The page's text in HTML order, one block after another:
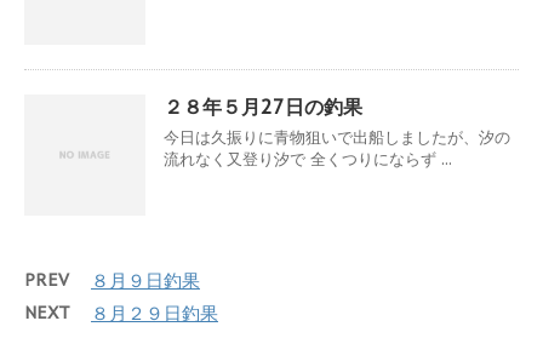
２８年５月27日の釣果
今日は久振りに青物狙いで出船しましたが、汐の
流れなく又登り汐で 全くつりにならず ...
PREV ８月９日釣果
NEXT ８月２９日釣果